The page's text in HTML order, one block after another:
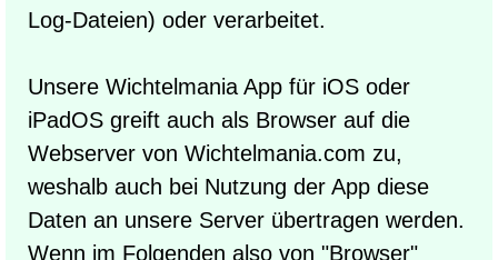
Log-Dateien) oder verarbeitet.
Unsere Wichtelmania App für iOS oder
iPadOS greift auch als Browser auf die
Webserver von Wichtelmania.com zu,
weshalb auch bei Nutzung der App diese
Daten an unsere Server übertragen werden.
Wenn im Folgenden also von "Browser"